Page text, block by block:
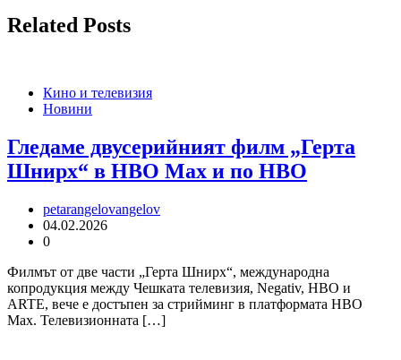
Related Posts
Кино и телевизия
Новини
Гледаме двусерийният филм „Герта
Шнирх“ в HBO Max и по HBO
petarangelovangelov
04.02.2026
0
Филмът от две части „Герта Шнирх“, международна
копродукция между Чешката телевизия, Negativ, HBO и
ARTE, вече е достъпен за стрийминг в платформата HBO
Max. Телевизионната […]